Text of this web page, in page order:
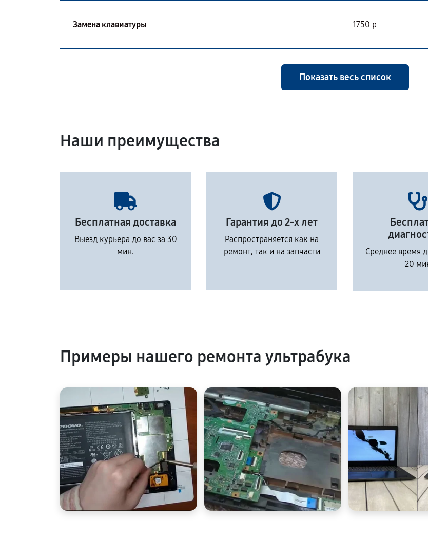
Замена клавиатуры 1750 р
Показать весь список
Наши преимущества
Бесплатная доставка
Выезд курьера до вас за 30
мин.
Гарантия до 2-х лет
Распространяется как на
ремонт, так и на запчасти
Среднее время
20
Примеры нашего ремонта ультрабука